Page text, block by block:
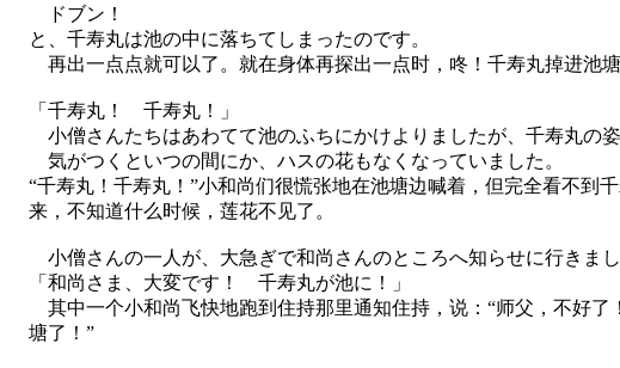
ドブン！
と、千寿丸は池の中に落ちてしまったのです。
再出一点点就可以了。就在身体再探出一点时，咚！千寿丸掉进池塘
「千寿丸！ 千寿丸！」
小僧さんたちはあわてて池のふちにかけよりましたが、千寿丸の姿
気がつくといつの間にか、ハスの花もなくなっていました。
“千寿丸！千寿丸！”小和尚们很慌张地在池塘边喊着，但完全看不到
来，不知道什么时候，莲花不见了。
小僧さんの一人が、大急ぎで和尚さんのところへ知らせに行きまし
「和尚さま、大変です！ 千寿丸が池に！」
其中一个小和尚飞快地跑到住持那里通知住持，说：“师父，不好了
塘了！”